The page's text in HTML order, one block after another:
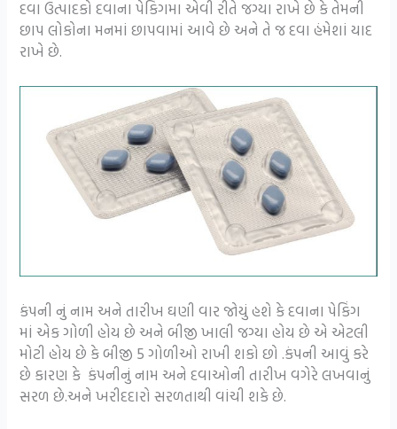
દવા ઉત્પાદકો દવાના પેકિંગમા એવી રીતે જગ્યા રાખે છે કે તેમની
છાપ લોકોના મનમાં છાપવામાં આવે છે અને તે જ દવા હંમેશાં યાદ
રાખે છે.
કંપની નું નામ અને તારીખ ઘણી વાર જોયું હશે કે દવાના પેકિંગ
માં એક ગોળી હોય છે અને બીજી ખાલી જગ્યા હોય છે એ એટલી
મોટી હોય છે કે બીજી 5 ગોળીઓ રાખી શકો છો .કંપની આવું કરે
છે કારણ કે કંપનીનું નામ અને દવાઓની તારીખ વગેરે લખવાનું
સરળ છે.અને ખરીદદારો સરળતાથી વાંચી શકે છે.